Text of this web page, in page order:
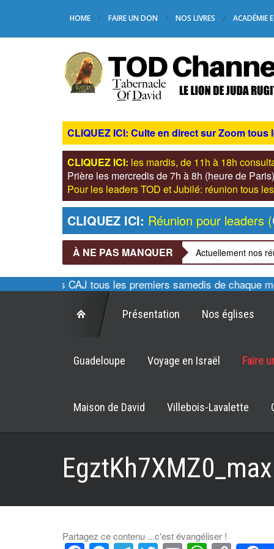
HOME FAIRE UN DON NOS LIVRES ACADÉMIE
CLIQUEZ ICI: Culte en direct sur Zoom
CLIQUEZ ICI: les mardis, de 11h à 18h
Prière les mercredis de 7h à 8h (heure de
Pour les leaders TOD et Jubilé: réunion tous
CLIQUEZ ICI: Réunion pour leaders (
À NE PAS MANQUER Actuellement nos
cultes des CAJ tous les premiers samedis de chaque
Présentation Nos églises
Guadeloupe Voyage en Israël Faire
Maison de David Villebois-Lavalette
Partagez ce contenu ...c'est évangéliser !